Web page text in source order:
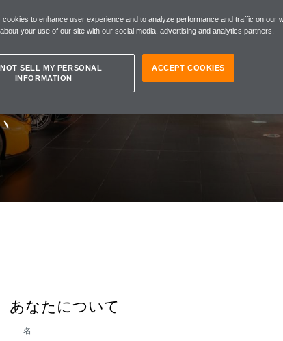
わせ
イスについては、
あなたについて
名
to enhance user experience and to analyze performance and traffic on our
your use of our site with our social media, advertising and analytics partners.
SELL MY PERSONAL
INFORMATION
ACCEPT COOKIES